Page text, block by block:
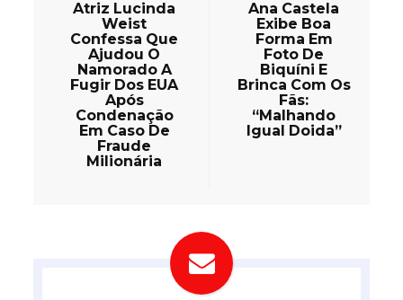
Atriz Lucinda
Weist
Confessa Que
Ajudou O
Namorado A
Fugir Dos EUA
Após
Condenação
Em Caso De
Fraude
Milionária
Ana Castela
Exibe Boa
Forma Em
Foto De
Biquíni E
Brinca Com Os
Fãs:
“Malhando
Igual Doida”